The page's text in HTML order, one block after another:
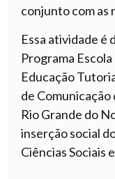
conjunto com as
Essa atividade é
Programa
Educação
de
Rio Grande do
inserção social
Ciências Sociais